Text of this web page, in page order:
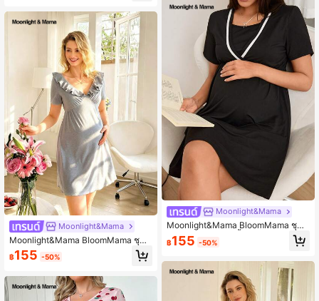
Moonlight&Mama
Moonlight&Mama BloomMama ชุดค
ลุมท้องให้นมบุตร คอวี แต่งระบาย แขน
สั้น ชายกระโปรงหยัก สำหรับใส่ลำลอง
฿155 -50%
Moonlight&Mama
Moonlight&Mama BloomMama ชุดเ
ดรสให้นมบุตรแขนสั้นคอวีแต่งขอบสีข
าวดำแบบลำลองสำหรับคุณแม่
฿155 -50%